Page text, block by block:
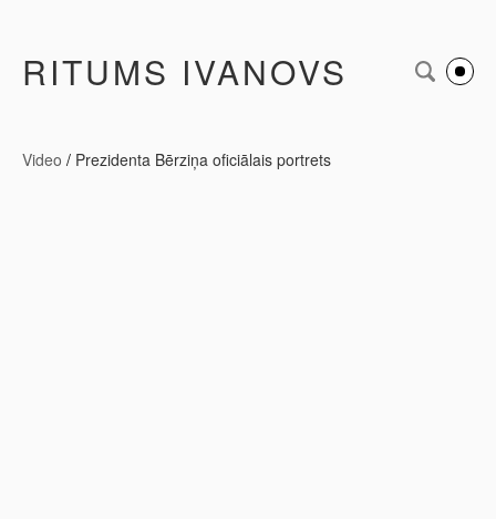
RITUMS IVANOVS
Video / Prezidenta Bērziņa oficiālais portrets